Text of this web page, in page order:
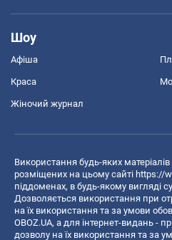
Шоу
Афіша
Краса
Жіночий журнал
Використання будь-яких
розміщених на цьому сайті https://
піддоменах, в будь-якому вигляді
Дозволяється використання при
на їх використання та за умови
OBOZ.UA, а для інтернет-видань -
дозволу на їх використання та за